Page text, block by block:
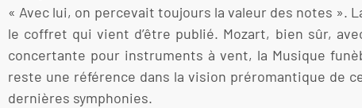
« Avec lui, on percevait toujours la valeur des notes ».
le coffret qui vient d’être publié. Mozart, bien sûr,
concertante pour instruments à vent, la Musique
reste une référence dans la vision préromantique de
dernières symphonies.